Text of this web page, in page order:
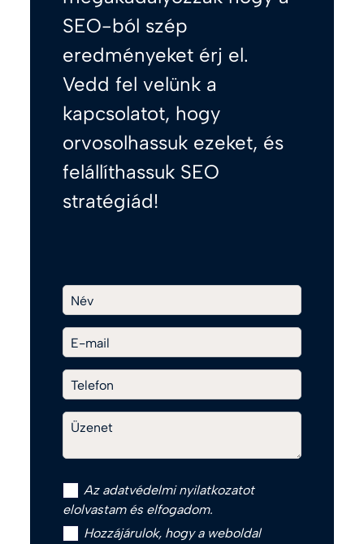
SEO-ból szép
eredményeket érj el.
Vedd fel velünk a
kapcsolatot, hogy
orvosolhassuk ezeket, és
felállíthassuk SEO
stratégiád!
Név
E-mail
Telefon
Üzenet
Az adatvédelmi nyilatkozatot
elolvastam és elfogadom.
Hozzájárulok, hogy a weboldal